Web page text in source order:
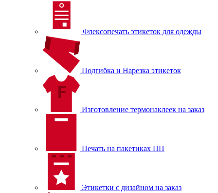
Флексопечать этикеток для одежды
Подгибка и Нарезка этикеток
Изготовление термонаклеек на заказ
Печать на пакетиках ПП
Этикетки с дизайном на заказ